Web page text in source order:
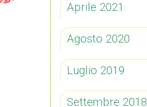
Aprile 2021
Agosto 2020
Luglio 2019
Settembre 2018